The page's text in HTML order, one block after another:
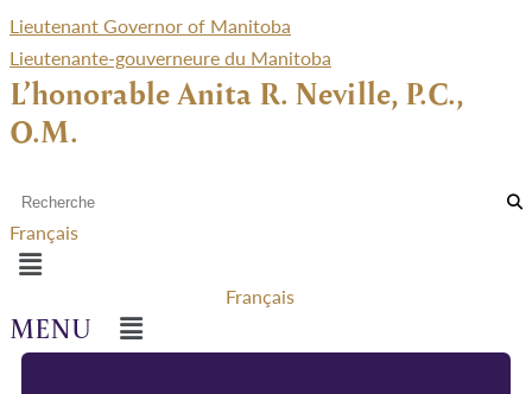
Lieutenant Governor of Manitoba
Lieutenante-gouverneure du Manitoba
L’honorable Anita R. Neville, P.C.,
O.M.
Français
Menu
Français
Menu